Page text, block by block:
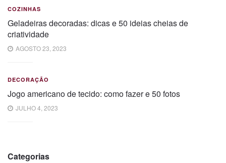
COZINHAS
Geladeiras decoradas: dicas e 50 ideias cheias de
criatividade
AGOSTO 23, 2023
DECORAÇÃO
Jogo americano de tecido: como fazer e 50 fotos
JULHO 4, 2023
Categorias